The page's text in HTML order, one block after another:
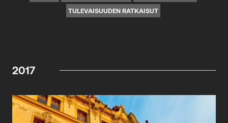
TULEVAISUUDEN RATKAISUT
2017